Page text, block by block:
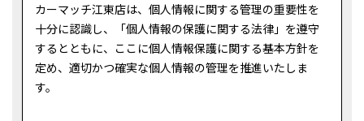
カーマッチ江東店は、個人情報に関する管理の重要性を
十分に認識し、「個人情報の保護に関する法律」を遵守
するとともに、ここに個人情報保護に関する基本方針を
定め、適切かつ確実な個人情報の管理を推進いたしま
す。